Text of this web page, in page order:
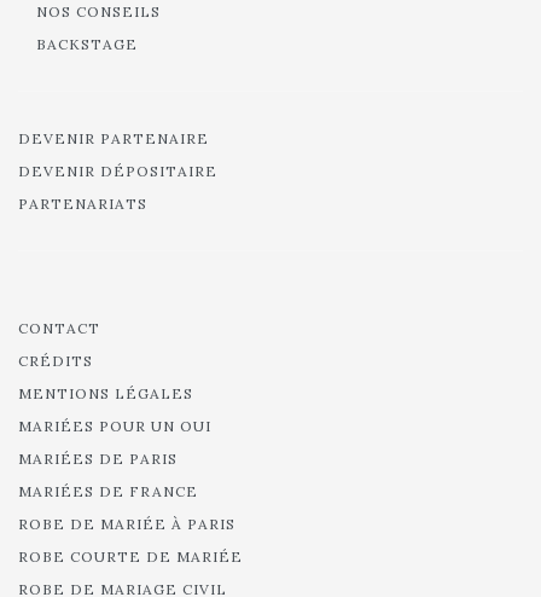
NOS CONSEILS
BACKSTAGE
DEVENIR PARTENAIRE
DEVENIR DÉPOSITAIRE
PARTENARIATS
CONTACT
CRÉDITS
MENTIONS LÉGALES
MARIÉES POUR UN OUI
MARIÉES DE PARIS
MARIÉES DE FRANCE
ROBE DE MARIÉE À PARIS
ROBE COURTE DE MARIÉE
ROBE DE MARIAGE CIVIL